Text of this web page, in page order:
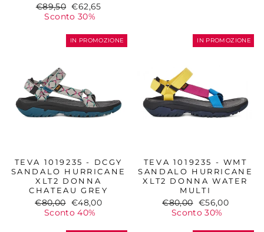
Prezzo
€89,50 Prezzo
scontato
€62,65
Sconto 30%
IN PROMOZIONE
TEVA 1019235 - DCGY
SANDALO HURRICANE
XLT2 DONNA
CHATEAU GREY
Prezzo
€80,00 Prezzo
scontato
€48,00
Sconto 40%
IN PROMOZIONE
TEVA 1019235 - WMT
SANDALO HURRICANE
XLT2 DONNA WATER
MULTI
Prezzo
€80,00 Prezzo
scontato
€56,00
Sconto 30%